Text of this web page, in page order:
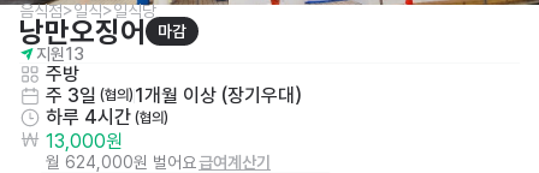
음식점>일식>일식당
낭만오징어
마감
지원13
주방
주 3일 (협의) 1개월 이상 (장기우대)
하루 4시간 (협의)
13,000원
월 624,000원 벌어요급여계산기